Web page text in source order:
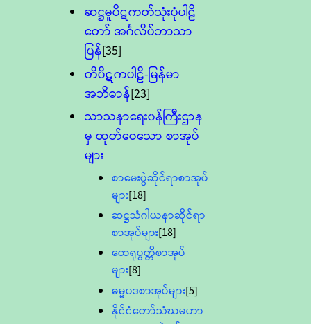
ဆဋ္ဌမူပိဋကတ်သုံးပုံပါဠိ
တော် အင်္ဂလိပ်ဘာသာ
ပြန်[35]
တိပိဋကပါဠိ-မြန်မာ
အဘိဓာန်[23]
သာသနာရေး၀န်ကြီးဌာန
မှ ထုတ်ဝေသော စာအုပ်
များ
စာမေးပွဲဆိုင်ရာစာအုပ်
များ[18]
ဆဋ္ဌသံဂါယနာဆိုင်ရာ
စာအုပ်များ[18]
ထေရုပ္ပတ္တိစာအုပ်
များ[8]
ဓမ္မပဒစာအုပ်များ[5]
နိုင်ငံတော်သံဃမဟာ